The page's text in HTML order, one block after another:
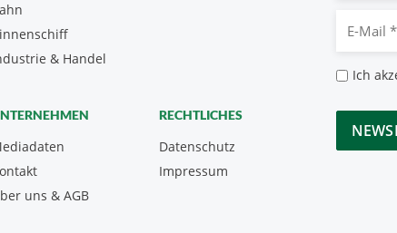
Mail
Ich
& Handel
uns & AGB
RECHTLICHES
Datenschutz
Impressum